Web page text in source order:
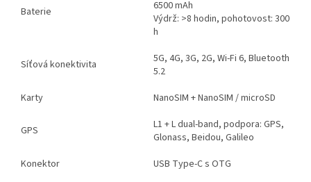
Baterie
6500 mAh
Výdrž: >8 hodin, pohotovost: 300
h
Síťová konektivita
5G, 4G, 3G, 2G, Wi-Fi 6, Bluetooth
5.2
Karty
NanoSIM + NanoSIM / microSD
GPS
L1 + L dual-band, podpora: GPS,
Glonass, Beidou, Galileo
Konektor
USB Type-C s OTG